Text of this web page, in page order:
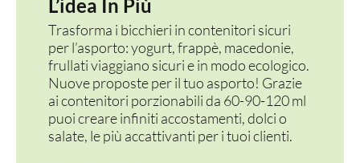
L’idea In Più
Trasforma i bicchieri in contenitori sicuri
per l’asporto: yogurt, frappè, macedonie,
frullati viaggiano sicuri e in modo ecologico.
Nuove proposte per il tuo asporto! Grazie
ai contenitori porzionabili da 60-90-120 ml
puoi creare infiniti accostamenti, dolci o
salate, le più accattivanti per i tuoi clienti.